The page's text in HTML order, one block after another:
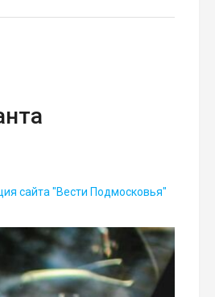
сайта "Вести Подмосковья"